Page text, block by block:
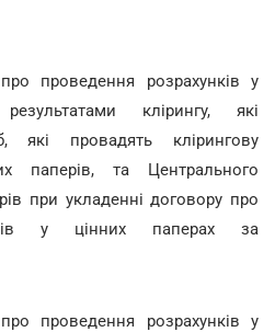
проведення розрахунків у
клірингу, які
які провадять клірингову
паперів, та Центрального
при укладенні договору про
у цінних паперах за
проведення розрахунків у